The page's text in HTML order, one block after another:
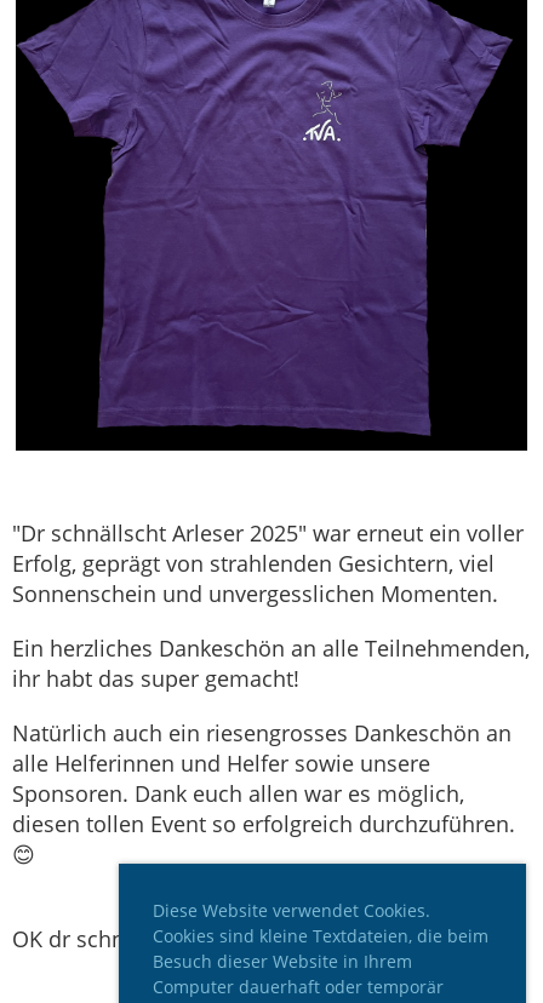
Diese Website verwendet Cookies.
Cookies sind kleine Textdateien, die beim
Besuch dieser Website in Ihrem
Computer dauerhaft oder temporär
"Dr schnällscht Arleser 2025" war erneut ein voller
Erfolg, geprägt von strahlenden Gesichtern, viel
Sonnenschein und unvergesslichen Momenten.
Ein herzliches Dankeschön an alle Teilnehmenden,
ihr habt das super gemacht!
Natürlich auch ein riesengrosses Dankeschön an
alle Helferinnen und Helfer sowie unsere
Sponsoren. Dank euch allen war es möglich,
diesen tollen Event so erfolgreich durchzuführen.
😊
OK dr schnällst Arleser 2025